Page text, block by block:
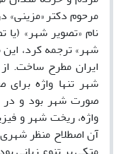
نام «تصویر شهر»
شهر» ترجمه کرد،
ایران مطرح ساخت.
شهر تنها واژه
صورت شهر بود و در
واژه، ریخت شهر و
آن اصطلاح منظر